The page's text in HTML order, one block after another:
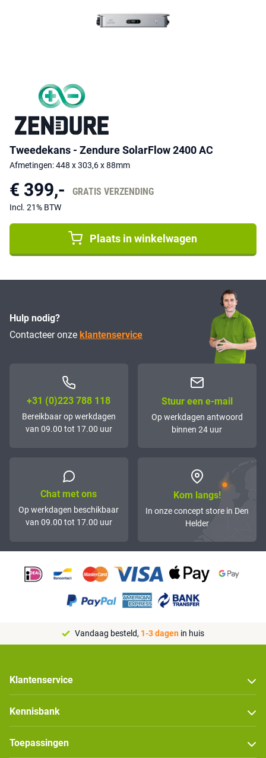
Tweedekans - Zendure SolarFlow 2400 AC
Afmetingen: 448 x 303,6 x 88mm
€ 399,- GRATIS VERZENDING
Incl. 21% BTW
Plaats in winkelwagen
Hulp nodig?
Contacteer onze klantenservice
+31 (0)223 788 118
Bereikbaar op werkdagen
van 09.00 tot 17.00 uur
Stuur een e-mail
Op werkdagen antwoord
binnen 24 uur
Chat met ons
Op werkdagen beschikbaar
van 09.00 tot 17.00 uur
Kom langs!
In onze concept store in Den
Helder
Vandaag besteld, 1-3 dagen in huis
Klantenservice
Kennisbank
Toepassingen